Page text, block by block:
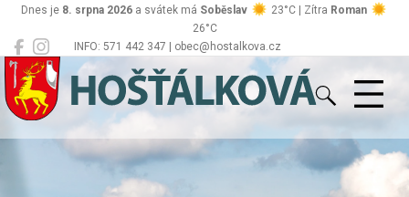
INFO: 571 442 347 | obec@hostalkova.cz
Dnes je 8. srpna 2026 a svátek má Soběslav 23°C | Zítra Roman
26°C
Hošťálková